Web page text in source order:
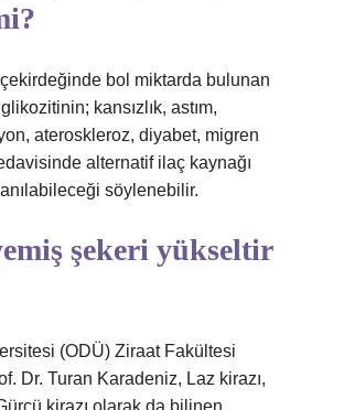
bol miktarda bulunan
kansızlık, astım,
ateroskleroz, diyabet, migren
alternatif ilaç kaynağı
söylenebilir.
şekeri yükseltir
(ODÜ) Ziraat Fakültesi
Dr. Turan Karadeniz, Laz kirazı,
kirazı olarak da bilinen